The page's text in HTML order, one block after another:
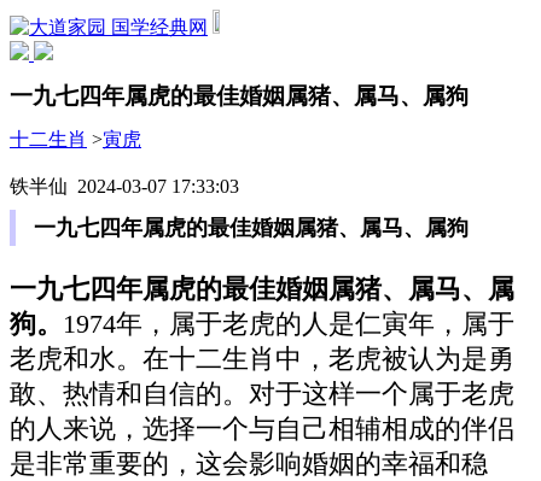
国学经典网
一九七四年属虎的最佳婚姻属猪、属马、属狗
十二生肖 >寅虎
铁半仙 2024-03-07 17:33:03
一九七四年属虎的最佳婚姻属猪、属马、属狗
一九七四年属虎的最佳婚姻属猪、 属马、 属
狗。 1974年，属于老虎的人是仁寅年，属于
老虎和水。在十二生肖中，老虎被认为是勇
敢、热情和自信的。对于这样一个属于老虎
的人来说，选择一个与自己相辅相成的伴侣
是非常重要的，这会影响婚姻的幸福和稳